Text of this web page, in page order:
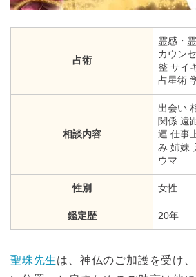
占術
霊感・
カウン
整 サイ
占星術
相談内容
出会い
関係 遠
運 仕事
み 姉妹
ウマ
性別 女性
鑑定歴 20年
聖珠先生は、神仏のご加護を受け